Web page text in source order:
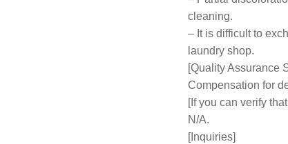
cleaning.
– It is difficult to
laundry shop.
[Quality Assurance
Compensation for
[If you can verify
N/A.
[Inquiries]